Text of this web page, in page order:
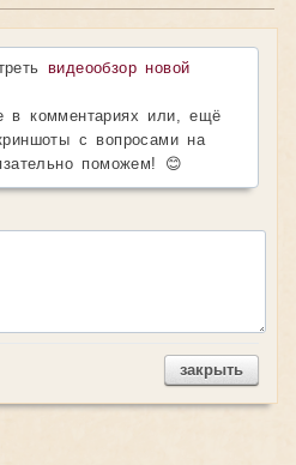
видеообзор новой
в комментариях или, ещё
с вопросами на
поможем! 😊
закрыть